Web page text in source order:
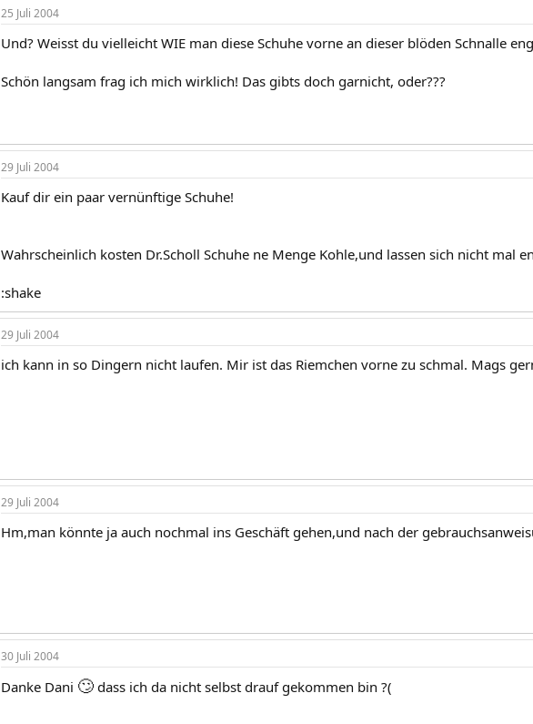
25 Juli 2004
Und? Weisst du vielleicht WIE man diese Schuhe vorne an dieser blöden Schnalle
Schön langsam frag ich mich wirklich! Das gibts doch garnicht, oder???
29 Juli 2004
Kauf dir ein paar vernünftige Schuhe!
Wahrscheinlich kosten Dr.Scholl Schuhe ne Menge Kohle,und lassen sich nicht mal
:shake
29 Juli 2004
ich kann in so Dingern nicht laufen. Mir ist das Riemchen vorne zu schmal. Mags
29 Juli 2004
Hm,man könnte ja auch nochmal ins Geschäft gehen,und nach der
30 Juli 2004
Danke Dani 🙄 dass ich da nicht selbst drauf gekommen bin ?(